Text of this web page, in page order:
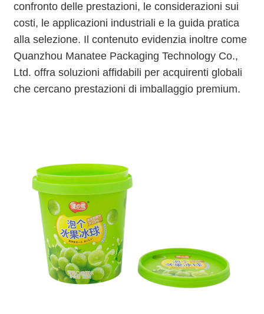
confronto delle prestazioni, le considerazioni sui
costi, le applicazioni industriali e la guida pratica
alla selezione. Il contenuto evidenzia inoltre come
Quanzhou Manatee Packaging Technology Co.,
Ltd. offra soluzioni affidabili per acquirenti globali
che cercano prestazioni di imballaggio premium.